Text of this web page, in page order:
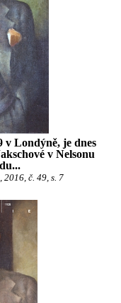
v Londýně, je dnes
v Nelsonu
2016, č. 49, s. 7